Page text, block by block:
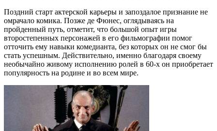
Поздний старт актерской карьеры и запоздалое признание не
омрачало комика. Позже де Фюнес, оглядываясь на
пройденный путь, отметит, что большой опыт игры
второстепенных персонажей в его фильмографии помог
отточить ему навыки комедианта, без которых он не смог бы
стать успешным. Действительно, именно благодаря своему
необычайно живому исполнению ролей в 60-х он приобретает
популярность на родине и во всем мире.